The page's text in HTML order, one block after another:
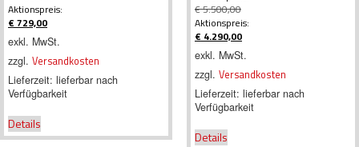
Ursprünglicher
Preis
war:
€ 1.050,00
Aktionspreis:
€ 729,00
Aktueller
Preis
ist:
€ 729,00.
exkl. MwSt.
zzgl. Versandkosten
Lieferzeit: lieferbar nach
Verfügbarkeit
Details
€5.500,00
Ursprünglicher
Preis
war:
€ 5.500,00
Aktionspreis:
€ 4.290,00
Aktueller
Preis
ist:
€ 4.290,00.
exkl. MwSt.
zzgl. Versandkosten
Lieferzeit: lieferbar nach
Verfügbarkeit
Details